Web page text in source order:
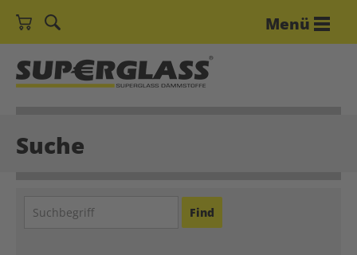
Menü
Suche